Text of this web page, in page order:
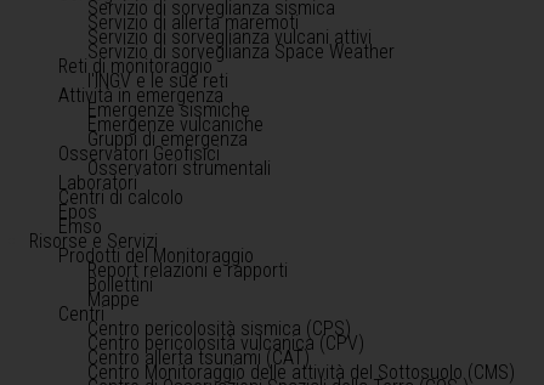
Servizio di sorveglianza sismica
Servizio di allerta maremoti
Servizio di sorveglianza vulcani attivi
Servizio di sorveglianza Space Weather
Reti di monitoraggio
l'INGV e le sue reti
Attività in emergenza
Emergenze sismiche
Emergenze vulcaniche
Gruppi di emergenza
Osservatori Geofisici
Osservatori strumentali
Laboratori
Centri di calcolo
Epos
Emso
Risorse e Servizi
Prodotti del Monitoraggio
Report relazioni e rapporti
Bollettini
Mappe
Centri
Centro pericolosità sismica (CPS)
Centro pericolosità vulcanica (CPV)
Centro allerta tsunami (CAT)
Centro Monitoraggio delle attività del Sottosuolo (CMS)